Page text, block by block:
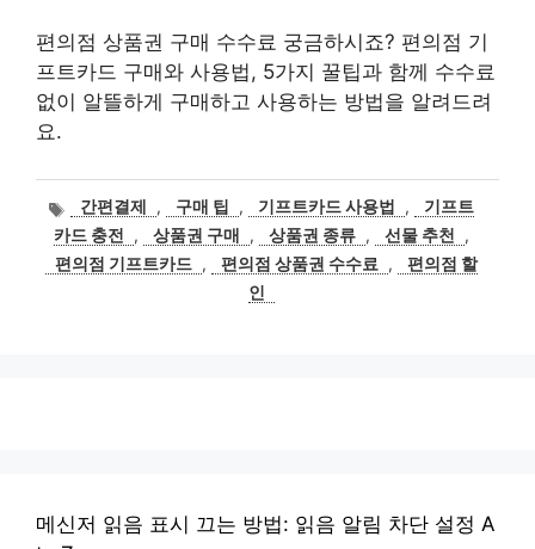
편의점 상품권 구매 수수료 궁금하시죠? 편의점 기
프트카드 구매와 사용법, 5가지 꿀팁과 함께 수수료
없이 알뜰하게 구매하고 사용하는 방법을 알려드려
요.
태
그
간편결제 , 구매 팁 , 기프트카드 사용법 ,
기프트
카드 충전
, 상품권 구매 , 상품권 종류 , 선물 추천
,
편의점 기프트카드 , 편의점 상품권 수수료 ,
편의점 할
인
메신저 읽음 표시 끄는 방법: 읽음 알림 차단 설정 A